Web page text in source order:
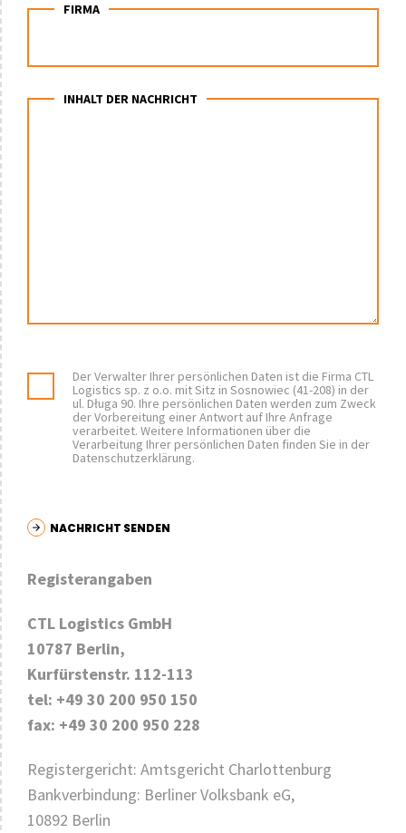
FIRMA
INHALT DER NACHRICHT
Der Verwalter Ihrer persönlichen Daten ist die Firma CTL
Logistics sp. z o.o. mit Sitz in Sosnowiec (41-208) in der
ul. Długa 90. Ihre persönlichen Daten werden zum Zweck
der Vorbereitung einer Antwort auf Ihre Anfrage
verarbeitet. Weitere Informationen über die
Verarbeitung Ihrer persönlichen Daten finden Sie in der
Datenschutzerklärung.
Registerangaben
CTL Logistics GmbH
10787 Berlin,
Kurfürstenstr. 112-113
tel: +49 30 200 950 150
fax: +49 30 200 950 228
Registergericht: Amtsgericht Charlottenburg
Bankverbindung: Berliner Volksbank eG,
10892 Berlin